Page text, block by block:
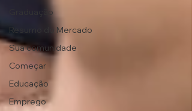
Graduação
Resumo do Mercado
Sua comunidade
Começar
Educação
Emprego